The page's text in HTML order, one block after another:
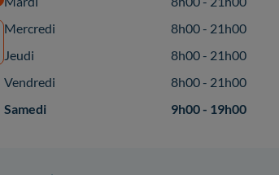
Mercredi
8h00 - 21h00
Jeudi
8h00 - 21h00
Vendredi
8h00 - 21h00
Samedi
9h00 - 19h00